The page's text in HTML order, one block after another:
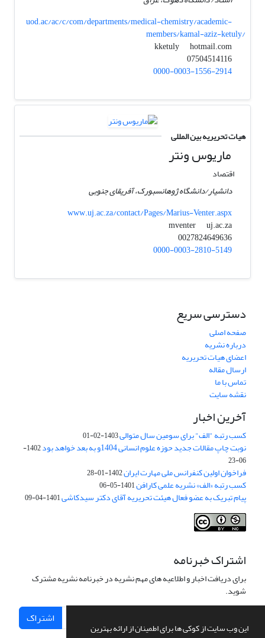
این وب سایت از کوکی ها برای اطمینان از ارائه بهترین
uod.ac/ac/c/com/departments/medical-chemistry/academic-
members/kamal-aziz-ketuly/
kketuly
hotmail.com
07504514116
0000-0003-1556-2914
هیات تحریریه بین المللی
ماریوس ونتر
اقتصاد
دانشیار/دانشگاه ژوهانسبورک، آفریقای جنوبی
www.uj.ac.za/contact/Pages/Marius-Venter.aspx
mventer
uj.ac.za
0027824649636
0000-0003-2810-5149
دسترسی سریع
صفحه اصلی
درباره نشریه
اعضای هیات تحریریه
ارسال مقاله
تماس با ما
نقشه سایت
آخرین اخبار
کسب رتبه "الف" برای سومین سال متوالی1403-02-01
نوبت چاپ مقالات جدید حوزه علوم انسانی 1404و به بعد خواهد بود
1402-
06-23
فراخوان اولین کنفرانس ملی مهارت ایران1402-01-28
کسب رتبه «الف» نشریه علمی کارافن1401-05-06
پیام تبریک به عضو فعال هیئت تحریریه آقای دکتر سیدکاشی1401-04-09
اشتراک خبرنامه
برای دریافت اخبار و اطلاعیه های مهم نشریه در خبرنامه نشریه مشترک
شوید.
اشتراک